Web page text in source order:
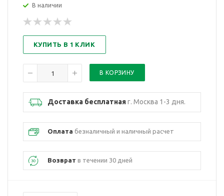
В наличии
КУПИТЬ В 1 КЛИК
Доставка бесплатнаяг. Москва 1-3 дня.
Оплата безналичный и наличный расчет
Возврат в течении 30 дней